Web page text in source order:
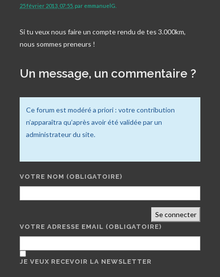
25 février 2013, 07:55 par emmanuelG.
Si tu veux nous faire un compte rendu de tes 3.000km,
nous sommes preneurs !
Un message, un commentaire ?
Ce forum est modéré a priori : votre contribution
n’apparaîtra qu’après avoir été validée par un
administrateur du site.
VOTRE NOM (OBLIGATOIRE)
Se connecter
VOTRE ADRESSE EMAIL (OBLIGATOIRE)
JE VEUX RECEVOIR LA NEWSLETTER